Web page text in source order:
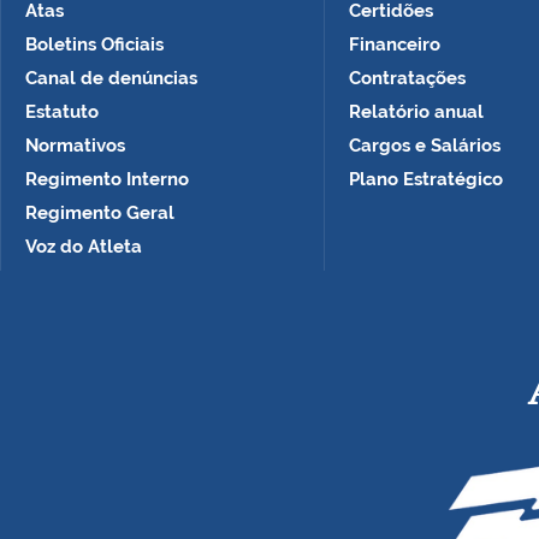
Atas
Boletins Oficiais
Canal de denúncias
Estatuto
Normativos
Regimento Interno
Regimento Geral
Voz do Atleta
Certidões
Financeiro
Contratações
Relatório anual
Cargos e Salários
Plano Estratégico